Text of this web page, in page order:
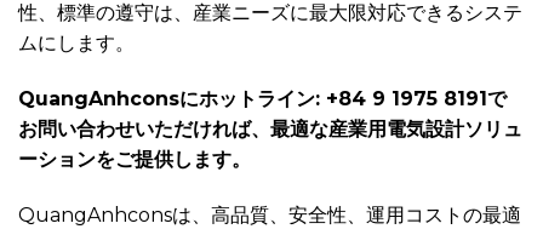
性、標準の遵守は、産業ニーズに最大限対応できるシステ
ムにします。
QuangAnhconsにホットライン: +84 9 1975 8191で
お問い合わせいただければ、最適な産業用電気設計ソリュ
ーションをご提供します。
QuangAnhconsは、高品質、安全性、運用コストの最適